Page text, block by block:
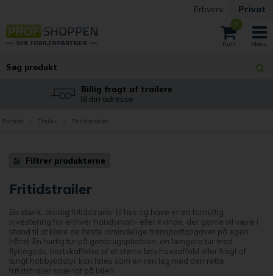
Erhverv Privat
0
Fri Fragt på alle havemaskiner
Forside Trailer Fritidstrailer
Filtrer produkterne
Fritidstrailer
En stærk, alsidig fritidstrailer til hus og have er en fornuftig
investering for enhver handyman- eller kvinde, der gerne vil være i
stand til at klare de fleste almindelige transportopgaver på egen
hånd. En hurtig tur på genbrugspladsen, en længere tur med
flyttegods, bortskaffelse af et større læs haveaffald eller fragt af
tungt hobbyudstyr kan føles som en ren leg med den rette
fritidstrailer spændt på bilen.